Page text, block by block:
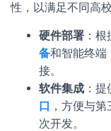
性，以满足不同高
硬件部署 ：
备和智能终端
接。
软件集成 ：
口 ，方便与
次开发。